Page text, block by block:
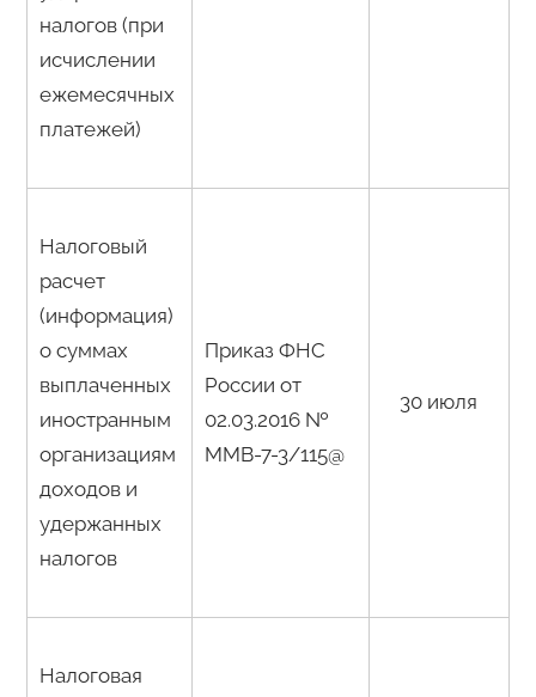
налогов (при
исчислении
ежемесячных
платежей)
Налоговый
расчет
(информация)
о суммах
выплаченных
иностранным
организациям
доходов и
удержанных
налогов
Приказ ФНС
России от
02.03.2016 №
ММВ-7-3/115@
30 июля
Налоговая